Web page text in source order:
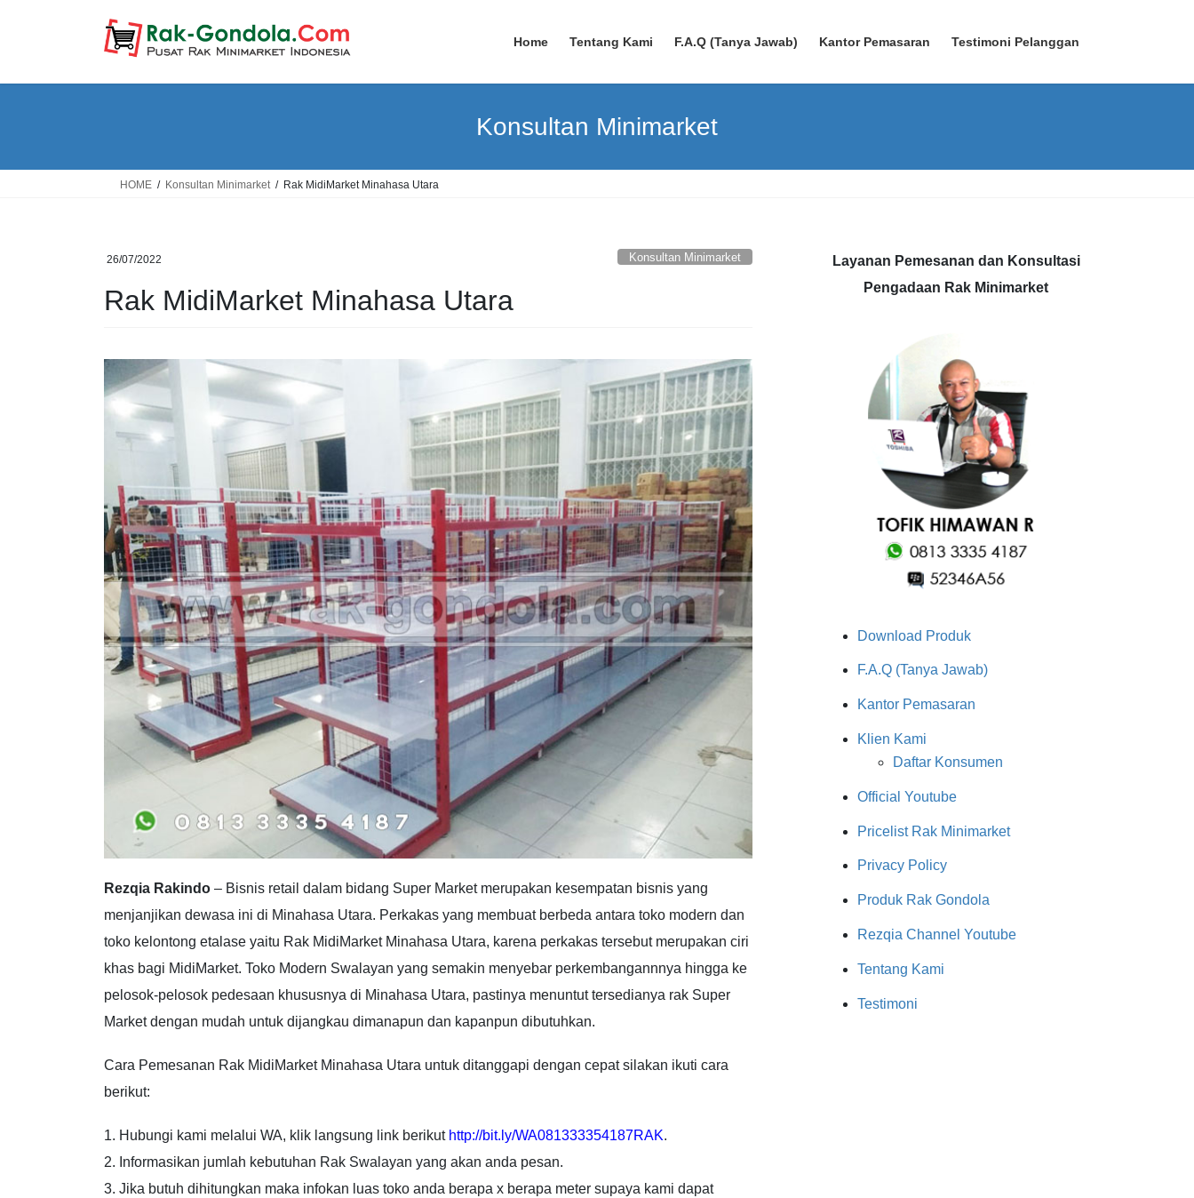
Home Tentang Kami F.A.Q (Tanya Jawab) Kantor Pemasaran Testimoni Pelanggan
Konsultan Minimarket
HOME Konsultan Minimarket Rak MidiMarket Minahasa Utara
26/07/2022 Konsultan Minimarket
Rak MidiMarket Minahasa Utara
Rezqia Rakindo – Bisnis retail dalam bidang Super Market merupakan kesempatan bisnis yang
menjanjikan dewasa ini di Minahasa Utara. Perkakas yang membuat berbeda antara toko modern dan
toko kelontong etalase yaitu Rak MidiMarket Minahasa Utara, karena perkakas tersebut merupakan ciri
khas bagi MidiMarket. Toko Modern Swalayan yang semakin menyebar perkembangannnya hingga ke
pelosok-pelosok pedesaan khususnya di Minahasa Utara, pastinya menuntut tersedianya rak Super
Market dengan mudah untuk dijangkau dimanapun dan kapanpun dibutuhkan.
Cara Pemesanan Rak MidiMarket Minahasa Utara untuk ditanggapi dengan cepat silakan ikuti cara
berikut:
1. Hubungi kami melalui WA, klik langsung link berikut http://bit.ly/WA081333354187RAK.
2. Informasikan jumlah kebutuhan Rak Swalayan yang akan anda pesan.
3. Jika butuh dihitungkan maka infokan luas toko anda berapa x berapa meter supaya kami dapat
Layanan Pemesanan dan Konsultasi
Pengadaan Rak Minimarket
Download Produk
F.A.Q (Tanya Jawab)
Kantor Pemasaran
Klien Kami
Daftar Konsumen
Official Youtube
Pricelist Rak Minimarket
Privacy Policy
Produk Rak Gondola
Rezqia Channel Youtube
Tentang Kami
Testimoni